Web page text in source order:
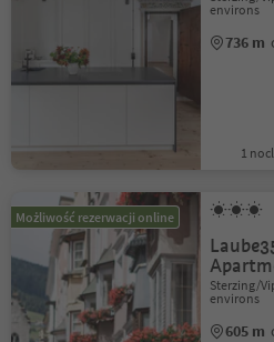
environs
736 m
1
Możliwość rezerwacji online
Sterzing/
environs
605 m